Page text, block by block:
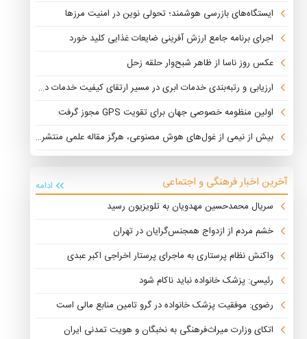
ایستگاه‌های بازرسی هوشمند؛ تحولی نوین در امنیت مرزها
اجرای برنامه جامع ارزش آفرینی ضایعات غذایی کلید خورد
عکس روز ناسا از ظاهر شبح‌وار حلقه زحل
ارزیابی و رتبه‌بندی خدمات ابری در مسیر ارتقای کیفیت خدمات دیجیتال
اولین منظومه خصوصی جهان برای تقویت GPS مجوز گرفت
بیش از نیمی از غول‌های هوش مصنوعی، هرگز مقاله علمی منتشر نکرده‌اند
آخرین اخبار فرهنگی و اجتماعی
ادامه
سریال محمدحسین مهدویان به تلویزیون رسید
خشم مردم از ازدواج همجنس‌گرایان در تهران
واکنش نظام پرستاری به ماجرای پرستار اخراجی اکبر عبدی
رئیسی: پزشک خانواده نباید ناکام شود
رضوی: موفقیت پزشک خانواده در گرو تامین منابع مالی است
اتکای وزارت میراث‌فرهنگی به نخبگان و هویت تمدنی ایران